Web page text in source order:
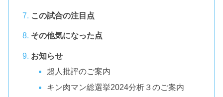
この試合の注目点
その他気になった点
お知らせ
超人批評のご案内
キン肉マン総選挙2024分析３のご案内